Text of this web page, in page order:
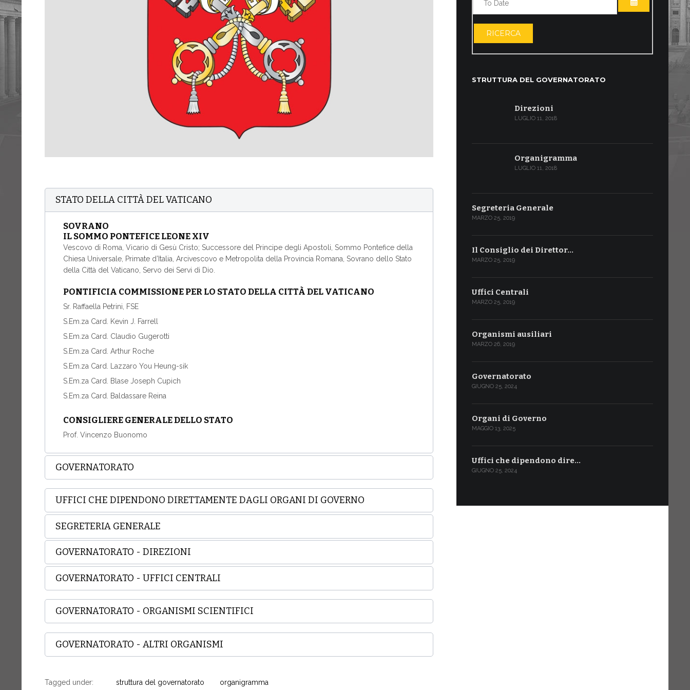
STATO DELLA CITTÀ DEL VATICANO
SOVRANO
IL SOMMO PONTEFICE LEONE XIV
Vescovo di Roma, Vicario di Gesù Cristo; Successore del Principe degli Apostoli, Sommo Pontefice della
Chiesa Universale, Primate d’Italia, Arcivescovo e Metropolita della Provincia Romana, Sovrano dello Stato
della Città del Vaticano, Servo dei Servi di Dio.
PONTIFICIA COMMISSIONE PER LO STATO DELLA CITTÀ DEL VATICANO
Sr. Raffaella Petrini, FSE
S.Em.za Card. Kevin J. Farrell
S.Em.za Card. Claudio Gugerotti
S.Em.za Card. Arthur Roche
S.Em.za Card. Lazzaro You Heung-sik
S.Em.za Card. Blase Joseph Cupich
S.Em.za Card. Baldassare Reina
CONSIGLIERE GENERALE DELLO STATO
Prof. Vincenzo Buonomo
GOVERNATORATO
UFFICI CHE DIPENDONO DIRETTAMENTE DAGLI ORGANI DI GOVERNO
SEGRETERIA GENERALE
GOVERNATORATO - DIREZIONI
GOVERNATORATO - UFFICI CENTRALI
GOVERNATORATO - ORGANISMI SCIENTIFICI
GOVERNATORATO - ALTRI ORGANISMI
Tagged under: struttura del governatorato organigramma
APRI IL
RICERCA
STRUTTURA DEL GOVERNATORATO
Direzioni
LUGLIO 11, 2018
Organigramma
LUGLIO 11, 2018
Segreteria Generale
MARZO 25, 2019
Il Consiglio dei Direttor…
MARZO 25, 2019
Uffici Centrali
MARZO 25, 2019
Organismi ausiliari
MARZO 26, 2019
Governatorato
GIUGNO 25, 2024
Organi di Governo
MAGGIO 13, 2025
Uffici che dipendono dire…
GIUGNO 25, 2024